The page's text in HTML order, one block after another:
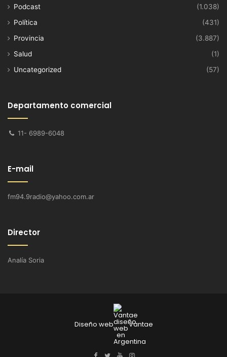
Podcast
(1.038)
Política
(431)
Provincia
(3.887)
Salud
(1)
Uncategorized
(57)
Departamento comercial
11- 6989-6048
E-mail
fm94.9radio@yahoo.com.ar
Director
Analía Soria
Diseño web Vantae